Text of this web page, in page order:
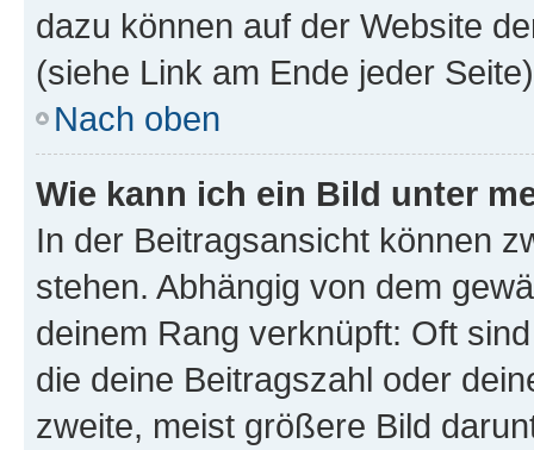
dazu können auf der Website
(siehe Link am Ende jeder
Nach oben
Wie kann ich ein Bild unter
In der Beitragsansicht können
stehen. Abhängig von dem
deinem Rang verknüpft: Oft
die deine Beitragszahl oder
zweite, meist größere Bild